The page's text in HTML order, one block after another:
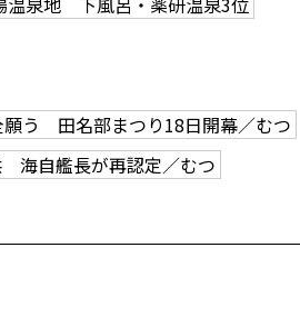
願う 田名部まつり18日開幕／むつ
海自艦長が再認定／むつ